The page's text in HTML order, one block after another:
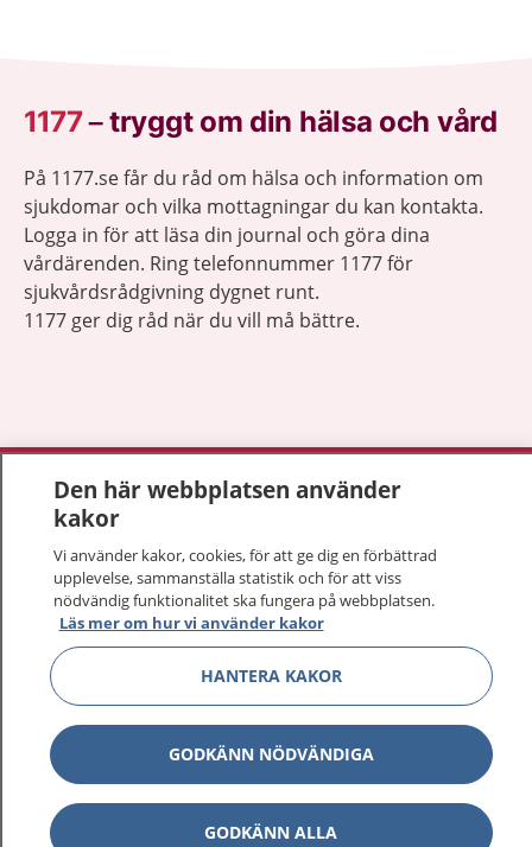
1177–tryggt om din hälsa och vård
På 1177.se får du råd om hälsa och information om
sjukdomar och vilka mottagningar du kan kontakta.
Logga in för att läsa din journal och göra dina
vårdärenden. Ring telefonnummer 1177 för
sjukvårdsrådgivning dygnet runt.
1177 ger dig råd när du vill må bättre.
1177 på flera språk
Kontakt
Behandling av personuppgifter
Hantering av kakor
Inställningar för kakor
Den här webbplatsen använder
kakor
Vi använder kakor, cookies, för att ge dig en förbättrad
upplevelse, sammanställa statistik och för att viss
nödvändig funktionalitet ska fungera på webbplatsen.
Läs mer om hur vi använder kakor
HANTERA KAKOR
GODKÄNN NÖDVÄNDIGA
GODKÄNN ALLA